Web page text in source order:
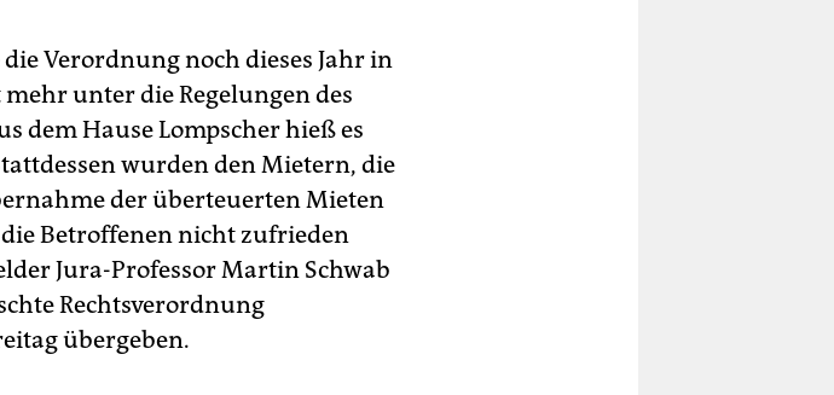
Verordnung noch dieses Jahr in
unter die Regelungen des
dem Hause Lompscher hieß es
wurden den Mietern, die
der überteuerten Mieten
Betroffenen nicht zufrieden
Jura-Professor Martin Schwab
Rechtsverordnung
übergeben.